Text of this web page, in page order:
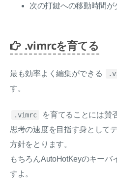
次の打鍵への移動時間が
.vimrcを育てる
最も効率よく編集ができる
す。
.vimrc
を育てることには賛
思考の速度を目指す身として
方針をとります。
もちろんAutoHotKeyのキーバ
すよ。